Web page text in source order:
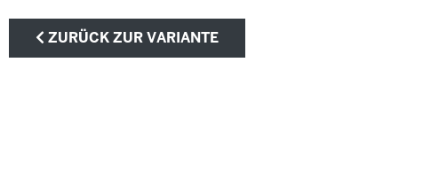
ZURÜCK ZUR VARIANTE